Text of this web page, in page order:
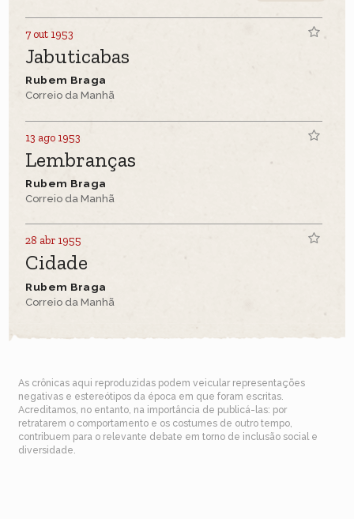
7 out 1953
Jabuticabas
Rubem Braga
Correio da Manhã
13 ago 1953
Lembranças
Rubem Braga
Correio da Manhã
28 abr 1955
Cidade
Rubem Braga
Correio da Manhã
As crônicas aqui reproduzidas podem veicular representações
negativas e estereótipos da época em que foram escritas.
Acreditamos, no entanto, na importância de publicá-las: por
retratarem o comportamento e os costumes de outro tempo,
contribuem para o relevante debate em torno de inclusão social e
diversidade.